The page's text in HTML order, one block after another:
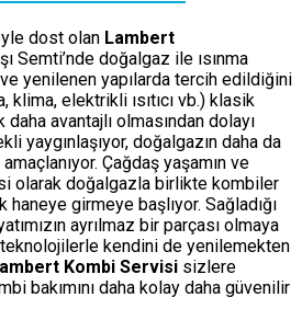
dost olan Lambert
Semti’nde doğalgaz ile ısınma
yenilenen yapılarda tercih edildiğini
klima, elektrikli ısıtıcı vb.) klasik
avantajlı olmasından dolayı
yaygınlaşıyor, doğalgazın daha da
Çağdaş yaşamın ve
olarak doğalgazla birlikte kombiler
girmeye başlıyor. Sağladığı
ayrılmaz bir parçası olmaya
kendini de yenilemekten
Kombi Servisi sizlere
bakımını daha kolay daha güvenilir